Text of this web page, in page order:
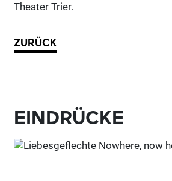
Theater Trier.
ZURÜCK
EINDRÜCKE